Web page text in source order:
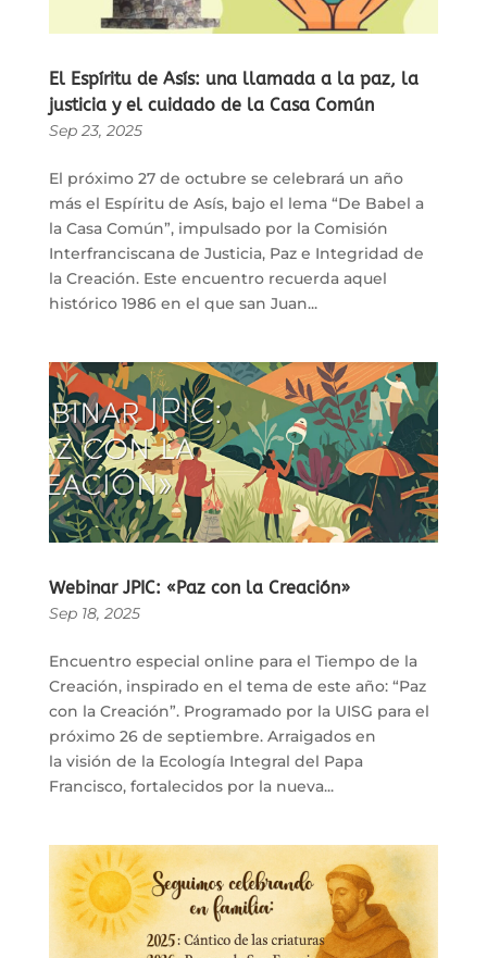
El Espíritu de Asís: una llamada a la paz, la
justicia y el cuidado de la Casa Común
Sep 23, 2025
El próximo 27 de octubre se celebrará un año
más el Espíritu de Asís, bajo el lema “De Babel a
la Casa Común”, impulsado por la Comisión
Interfranciscana de Justicia, Paz e Integridad de
la Creación. Este encuentro recuerda aquel
histórico 1986 en el que san Juan...
Webinar JPIC: «Paz con la Creación»
Sep 18, 2025
Encuentro especial online para el Tiempo de la
Creación, inspirado en el tema de este año: “Paz
con la Creación”. Programado por la UISG para el
próximo 26 de septiembre. Arraigados en
la visión de la Ecología Integral del Papa
Francisco, fortalecidos por la nueva...